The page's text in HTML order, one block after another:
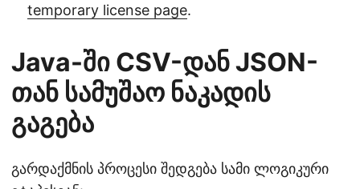
temporary license page.
Java-ში CSV-დან JSON-
თან სამუშაო ნაკადის
გაგება
გარდაქმნის პროცესი შედგება სამი ლოგიკური